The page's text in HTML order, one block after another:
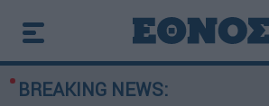
BREAKING NEWS: